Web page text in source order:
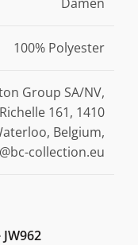
100% Polyester
Group SA/NV,
161, 1410
Belgium,
collection.eu